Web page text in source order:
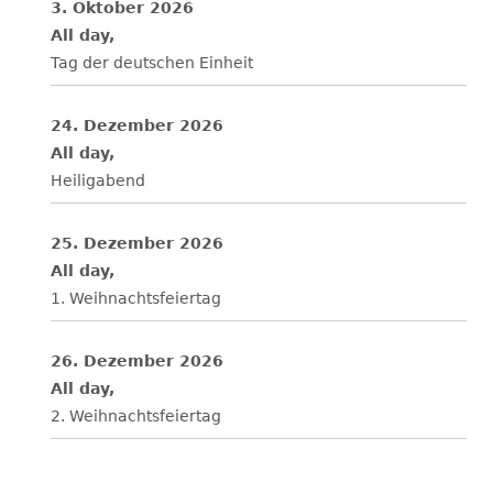
3. Oktober 2026
All day,
Tag der deutschen Einheit
24. Dezember 2026
All day,
Heiligabend
25. Dezember 2026
All day,
1. Weihnachtsfeiertag
26. Dezember 2026
All day,
2. Weihnachtsfeiertag